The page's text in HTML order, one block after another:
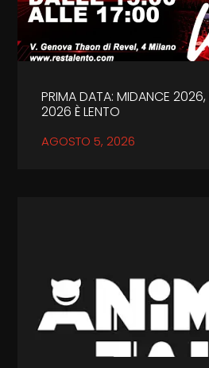
PRIMA DATA: MIDANCE
2026 È LENTO
AGOSTO 5, 2026